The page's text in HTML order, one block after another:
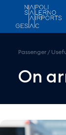
Info per
Passenger /
On